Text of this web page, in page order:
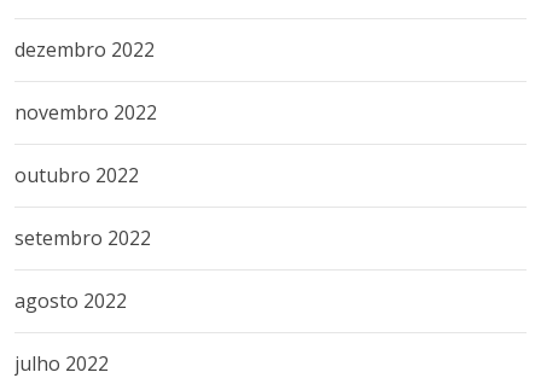
dezembro 2022
novembro 2022
outubro 2022
setembro 2022
agosto 2022
julho 2022